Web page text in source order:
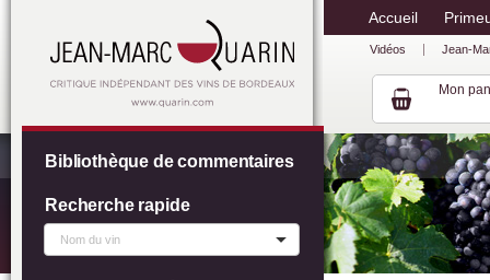
Accueil
Vidéos Jean-
Mon
Bibliothèque de commentaires
Recherche rapide